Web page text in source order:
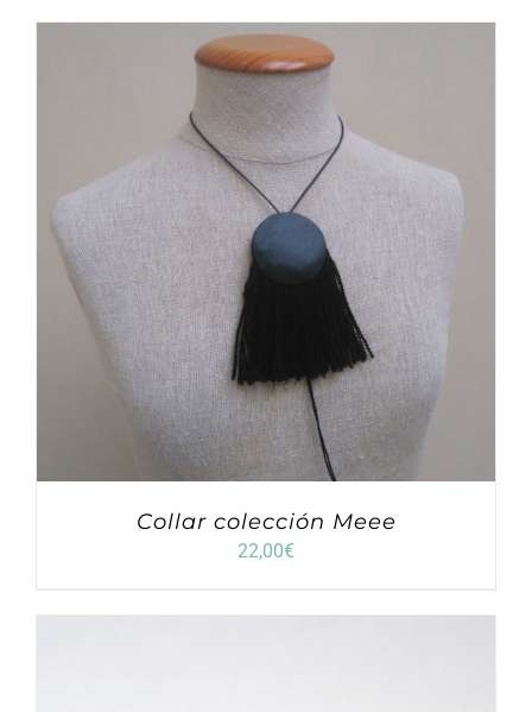
Collar colección Meee
22,00€